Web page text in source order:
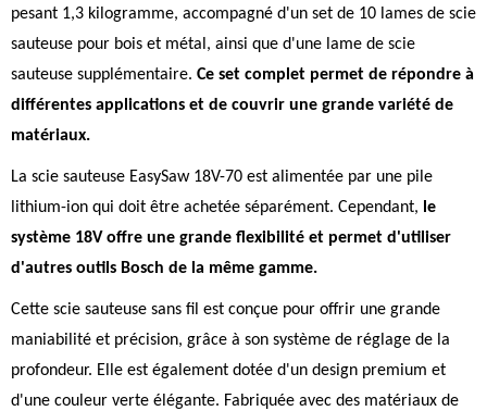
pesant 1,3 kilogramme, accompagné d'un set de 10 lames de scie
sauteuse pour bois et métal, ainsi que d'une lame de scie
sauteuse supplémentaire. Ce set complet permet de répondre à
différentes applications et de couvrir une grande variété de
matériaux.
La scie sauteuse EasySaw 18V-70 est alimentée par une pile
lithium-ion qui doit être achetée séparément. Cependant, le
système 18V offre une grande flexibilité et permet d'utiliser
d'autres outils Bosch de la même gamme.
Cette scie sauteuse sans fil est conçue pour offrir une grande
maniabilité et précision, grâce à son système de réglage de la
profondeur. Elle est également dotée d'un design premium et
d'une couleur verte élégante. Fabriquée avec des matériaux de